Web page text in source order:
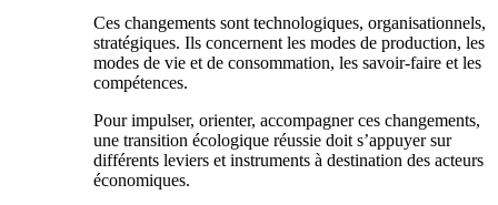
Ces changements sont technologiques, organisationnels,
stratégiques. Ils concernent les modes de production, les
modes de vie et de consommation, les savoir-faire et les
compétences.
Pour impulser, orienter, accompagner ces changements,
une transition écologique réussie doit s’appuyer sur
différents leviers et instruments à destination des acteurs
économiques.